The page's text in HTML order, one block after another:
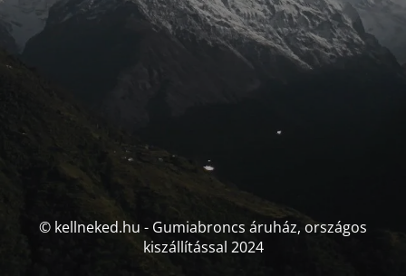
© kellneked.hu - Gumiabroncs áruház, országos
kiszállítással 2024